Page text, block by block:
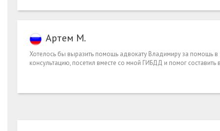
Артем М.
Хотелось бы выразить помощь адвокату Владимиру за помощь
консультацию, посетил вместе со мной ГИБДД и помог